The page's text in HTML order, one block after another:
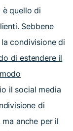
è quello di
Sebbene
condivisione di
di estendere il
il social media
di
anche per il